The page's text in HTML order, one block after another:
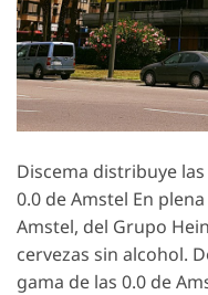
Discema distribuye
0.0 de Amstel En
Amstel, del Grupo
cervezas sin alcohol.
gama de las 0.0 de